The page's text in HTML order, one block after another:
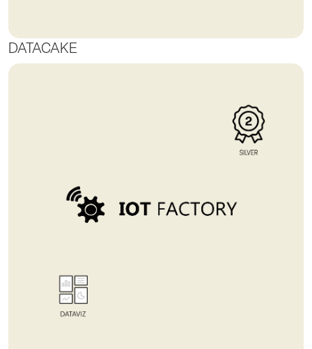
DATACAKE